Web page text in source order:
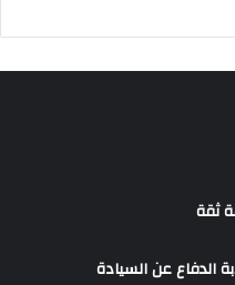
ثقة
الدفاع عن السيادة